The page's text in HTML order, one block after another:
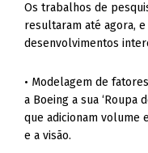
Os trabalhos de
resultaram até agora,
desenvolvimentos
• Modelagem de
a Boeing a sua ‘Roupa
que adicionam volume
e a visão.